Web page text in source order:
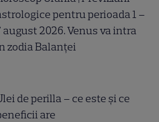
pentru perioada 1 –
august 2026. Venus va intra
zodia Balanței
de perilla – ce este și ce
are